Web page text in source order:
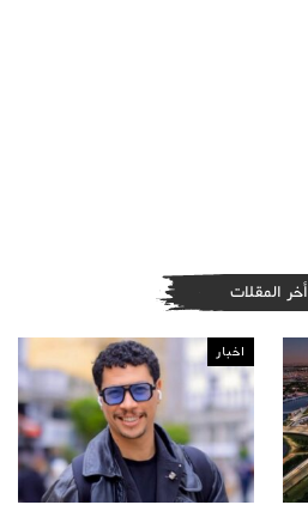
أخر المقلات
اخبار